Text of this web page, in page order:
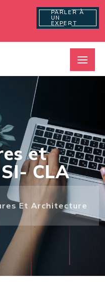
PARLER À
UN
EXPERT
et
CLA
Et Architecture